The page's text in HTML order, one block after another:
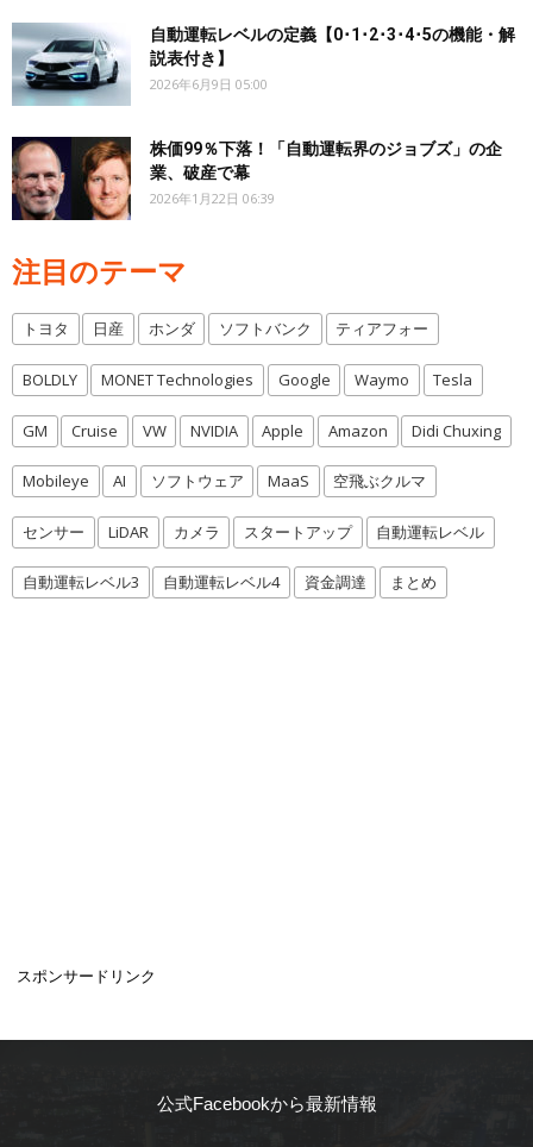
自動運転レベルの定義【0･1･2･3･4･5の機能・解
説表付き】
2026年6月9日 05:00
株価99％下落！「自動運転界のジョブズ」の企
業、破産で幕
2026年1月22日 06:39
注目のテーマ
トヨタ 日産 ホンダ ソフトバンク ティアフォー
BOLDLY MONET Technologies Google Waymo Tesla
GM Cruise VW NVIDIA Apple Amazon Didi Chuxing
Mobileye AI ソフトウェア MaaS 空飛ぶクルマ
センサー LiDAR カメラ スタートアップ 自動運転レベル
自動運転レベル3 自動運転レベル4 資金調達 まとめ
スポンサードリンク
公式Facebookから最新情報